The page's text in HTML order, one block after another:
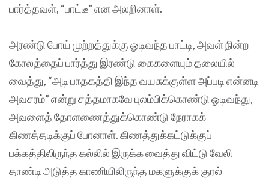
பார்த்தவள், “பாட்டீ” என அலறினாள்.
அரண்டு போய் முற்றத்துக்கு ஓடிவந்த பாட்டி, அவள் நின்ற
கோலத்தைப் பார்த்து இரண்டு கைகளையும் தலையில்
வைத்து, “அடி பாதகத்தி இந்த வயசுக்குள்ள அப்படி என்னடி
அவசரம்” என்று சத்தமாகவே புலம்பிக்கொண்டு ஓடிவந்து,
அவளைத் தோளணைத்துக்கொண்டு நேராகக்
கிணத்தடிக்குப் போனாள். கிணத்துக்கட்டுக்குப்
பக்கத்திலிருந்த கல்லில் இருக்க வைத்து விட்டு வேலி
தாண்டி அடுத்த காணியிலிருந்த மகளுக்குக் குரல்